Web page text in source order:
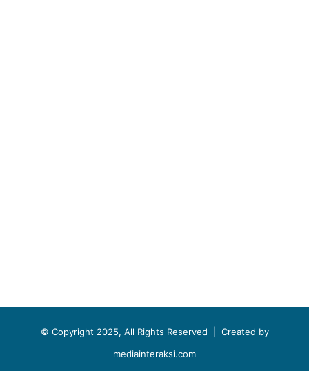
© Copyright 2025, All Rights Reserved | Created by
mediainteraksi.com